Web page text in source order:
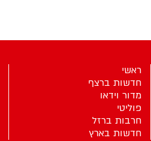
ראשי
חדשות ברצף
מדור וידאו
פוליטי
חרבות ברזל
חדשות בארץ